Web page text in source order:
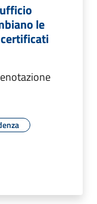
le